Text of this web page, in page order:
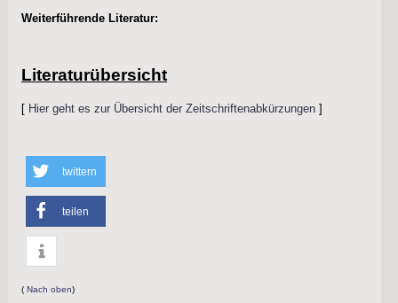
Weiterführende Literatur:
Literaturübersicht
[ Hier geht es zur Übersicht der Zeitschriftenabkürzungen ]
twittern
teilen
( Nach oben)